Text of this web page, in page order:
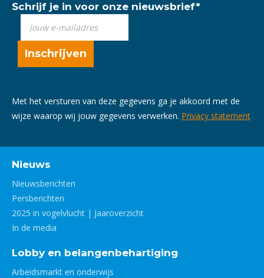
Schrijf je in voor onze nieuwsbrief*
Met het versturen van deze gegevens ga je akkoord met de
wijze waarop wij jouw gegevens verwerken. Privacy statement
Nieuws
Nieuwsberichten
Persberichten
2025 in vogelvlucht | Jaaroverzicht
In de media
Lobby en belangenbehartiging
Arbeidsmarkt en onderwijs